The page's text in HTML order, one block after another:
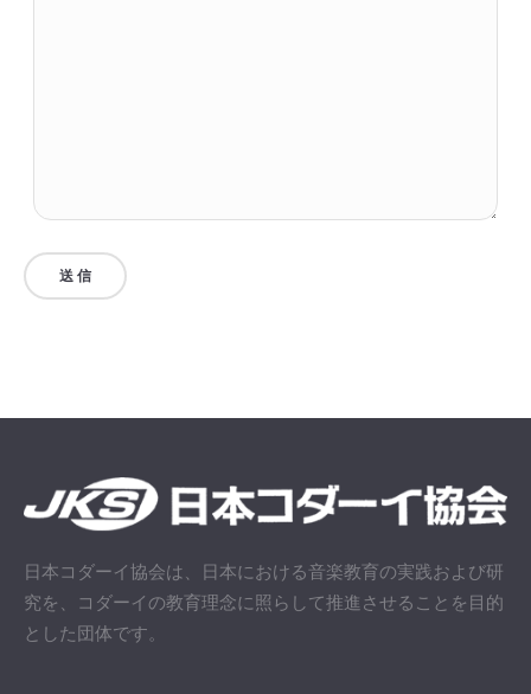
日本コダーイ協会は、日本における音楽教育の実践および研
究を、コダーイの教育理念に照らして推進させることを目的
とした団体です。